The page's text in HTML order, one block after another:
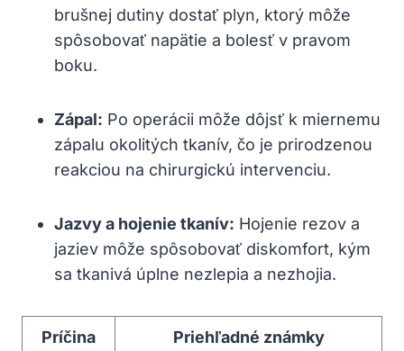
brušnej dutiny dostať plyn, ktorý môže
spôsobovať napätie a bolesť v pravom
boku.
Zápal: Po operácii môže dôjsť k miernemu
zápalu okolitých tkanív, čo je prirodzenou
reakciou na chirurgickú intervenciu.
Jazvy a hojenie tkanív: Hojenie rezov a
jaziev môže spôsobovať diskomfort, kým
sa tkanivá úplne nezlepia a nezhojia.
Príčina Priehľadné známky